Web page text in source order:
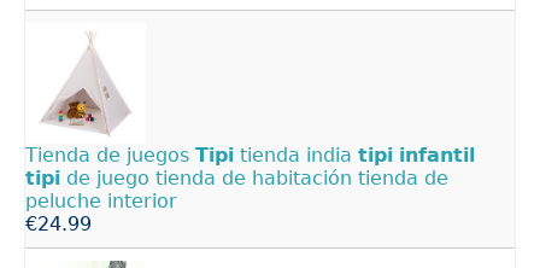
Tienda de juegos Tipi tienda india tipi infantil
tipi de juego tienda de habitación tienda de
peluche interior
€24.99